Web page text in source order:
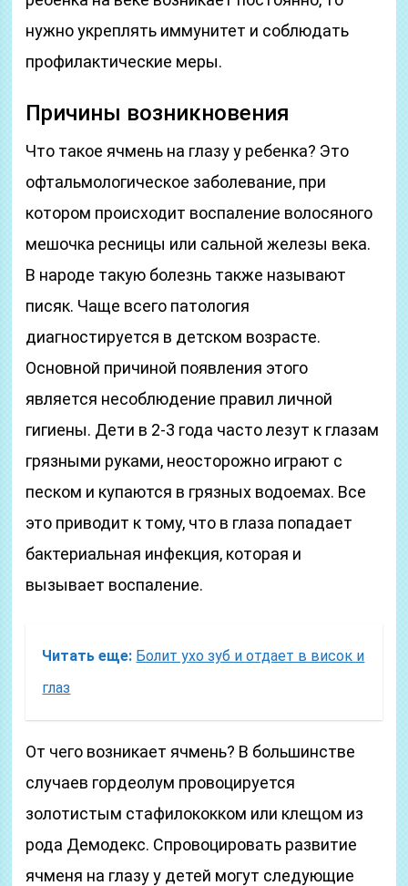
нужно укреплять иммунитет и соблюдать
профилактические меры.
Причины возникновения
Что такое ячмень на глазу у ребенка? Это
офтальмологическое заболевание, при
котором происходит воспаление волосяного
мешочка ресницы или сальной железы века.
В народе такую болезнь также называют
писяк. Чаще всего патология
диагностируется в детском возрасте.
Основной причиной появления этого
является несоблюдение правил личной
гигиены. Дети в 2-3 года часто лезут к глазам
грязными руками, неосторожно играют с
песком и купаются в грязных водоемах. Все
это приводит к тому, что в глаза попадает
бактериальная инфекция, которая и
вызывает воспаление.
Читать еще: Болит ухо зуб и отдает в висок и
глаз
От чего возникает ячмень? В большинстве
случаев гордеолум провоцируется
золотистым стафилококком или клещом из
рода Демодекс. Спровоцировать развитие
ячменя на глазу у детей могут следующие